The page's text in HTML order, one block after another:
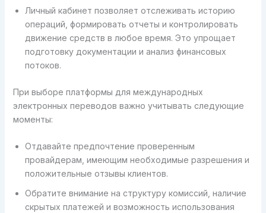
Личный кабинет позволяет отслеживать историю
операций, формировать отчеты и контролировать
движение средств в любое время. Это упрощает
подготовку документации и анализ финансовых
потоков.
При выборе платформы для международных
электронных переводов важно учитывать следующие
моменты:
Отдавайте предпочтение проверенным
провайдерам, имеющим необходимые разрешения и
положительные отзывы клиентов.
Обратите внимание на структуру комиссий, наличие
скрытых платежей и возможность использования